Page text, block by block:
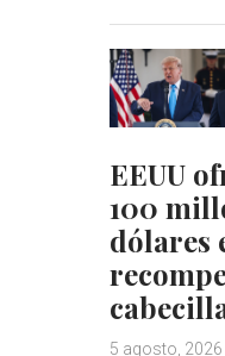
EEUU
100
dólares
5 agosto, 2026